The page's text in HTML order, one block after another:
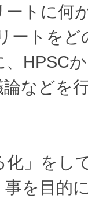
ートに何
ートを
HPSC
などを
」をし
を目的